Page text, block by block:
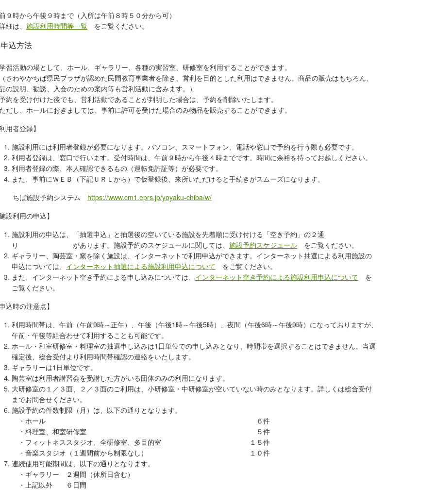
９時から午後９時まで（入所は午前８時５０分から可）
は、 施設利用時間等一覧 をご覧ください。
申込方法
活動の場として、ホール、ギャラリー、各種の実習室、研修室を利用することができます。
わやかちば県民プラザが認めた民間教育事業者を除き、営利を目的とした利用はできません。商品の販売はもちろん、
の説明、勧誘、入会のための案内等も営利活動に含みます。）
を受け付けた後でも、営利活動であることが判明した場合は、予約を削除いたします。
し、ホールにおきましては、事前に許可を受けた場合のみ物品を販売することができます。
用者登録】
施設利用には利用者登録が必要になります。パソコン、スマートフォン、電話や窓口で予約を行う際も必要です。
利用者登録は、窓口で行います。受付時間は、午前９時から午後４時までです。時間に余裕を持ってお越しください。
利用者登録の際、本人確認できるもの（運転免許証等）が必要です。
また、事前にＷＥＢ（下記ＵＲＬから）で仮登録後、来所いただけると手続きがスムーズになります。
施設予約システム https://www.cm1.eprs.jp/yoyaku-chiba/w/
設利用の申込】
施設利用の申込は、「抽選申込」と抽選後の空いている施設を先着順に受け付ける「空き予約」の２通
り があります。施設予約のスケジュールに関しては、 施設予約スケジュール をご覧ください。
ギャラリー、陶芸室・窯を除く施設は、インターネットで利用申込ができます。インターネット抽選による利用施設の
申込については、 インターネット抽選による施設利用申込について をご覧ください。
また、インターネット空き予約による申し込みについては、 インターネット空き予約による施設利用申込について を
ご覧ください。
込時の注意点】
利用時間帯は、午前（午前9時～正午）、午後（午後1時～午後5時）、夜間（午後6時～午後9時）になっておりますが、
午前・午後等組合わせて利用することも可能です。
ホール・和室研修室・料理室の抽選申し込みは1日単位での申し込みとなり、時間帯を選択することはできません。当選
確定後、総合受付より利用時間帯確認の連絡をいたします。
ギャラリーは1日単位です。
陶芸室は利用者講習会を受講した方がいる団体のみの利用になります。
大研修室の１／３面、２／３面のご利用は、小研修室・中研修室が空いていない時のみとなります。詳しくは総合受付
までお問合せください。
施設予約の件数制限（月）は、以下の通りとなります。
・ホール ６件
・料理室、和室研修室 ５件
・フィットネススタジオ、全研修室、多目的室 １５件
・音楽スタジオ（１週間前から制限なし） １０件
連続使用可能期間は、以下の通りとなります。
・ギャラリー ２週間（休所日含む）
・上記以外 ６日間